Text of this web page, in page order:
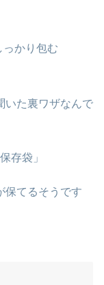
っかり包む
いた裏ワザなんで
存袋」
保てるそうです